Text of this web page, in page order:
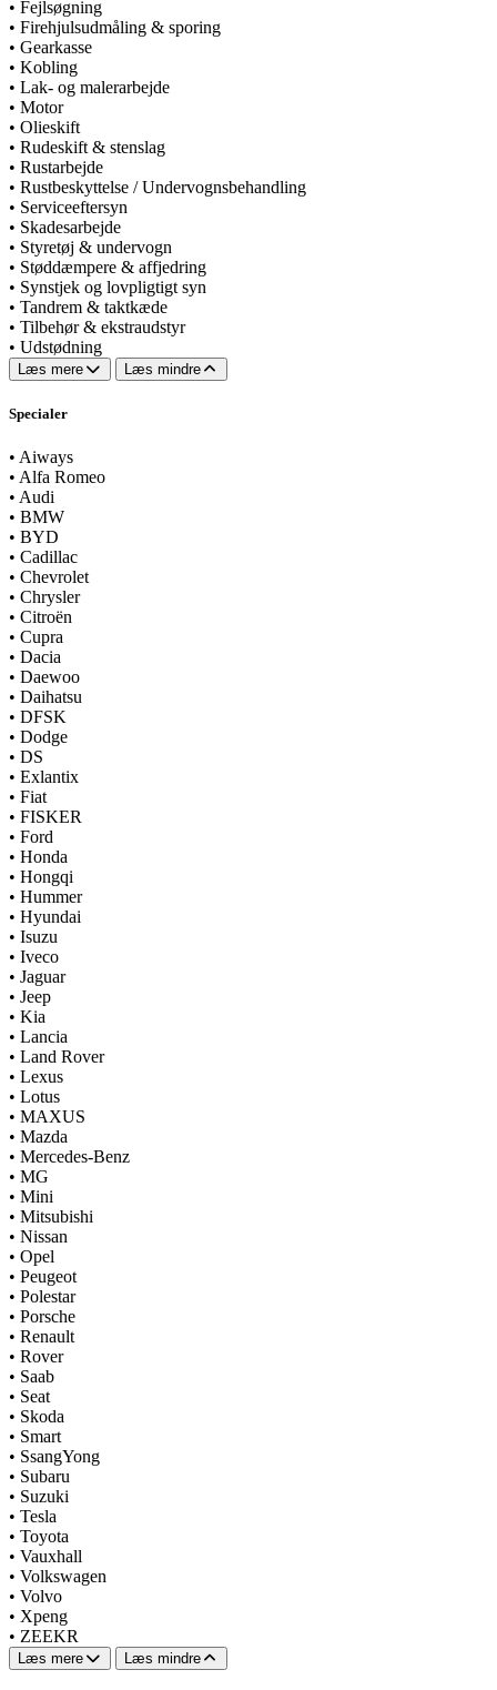
• Fejlsøgning
• Firehjulsudmåling & sporing
• Gearkasse
• Kobling
• Lak- og malerarbejde
• Motor
• Olieskift
• Rudeskift & stenslag
• Rustarbejde
• Rustbeskyttelse / Undervognsbehandling
• Serviceeftersyn
• Skadesarbejde
• Styretøj & undervogn
• Støddæmpere & affjedring
• Synstjek og lovpligtigt syn
• Tandrem & taktkæde
• Tilbehør & ekstraudstyr
• Udstødning
Læs mere Læs mindre
Specialer
• Aiways
• Alfa Romeo
• Audi
• BMW
• BYD
• Cadillac
• Chevrolet
• Chrysler
• Citroën
• Cupra
• Dacia
• Daewoo
• Daihatsu
• DFSK
• Dodge
• DS
• Exlantix
• Fiat
• FISKER
• Ford
• Honda
• Hongqi
• Hummer
• Hyundai
• Isuzu
• Iveco
• Jaguar
• Jeep
• Kia
• Lancia
• Land Rover
• Lexus
• Lotus
• MAXUS
• Mazda
• Mercedes-Benz
• MG
• Mini
• Mitsubishi
• Nissan
• Opel
• Peugeot
• Polestar
• Porsche
• Renault
• Rover
• Saab
• Seat
• Skoda
• Smart
• SsangYong
• Subaru
• Suzuki
• Tesla
• Toyota
• Vauxhall
• Volkswagen
• Volvo
• Xpeng
• ZEEKR
Læs mere Læs mindre